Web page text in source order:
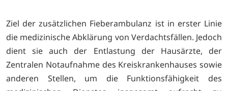
Ziel der zusätzlichen Fieberambulanz ist in erster Linie
die medizinische Ab­klärung von Verdachtsfällen. Jedoch
dient sie auch der Entlastung der Hausärzte, der
Zentralen Notaufnahme des Kreiskrankenhauses sowie
anderen Stellen, um die Funktionsfähigkeit des